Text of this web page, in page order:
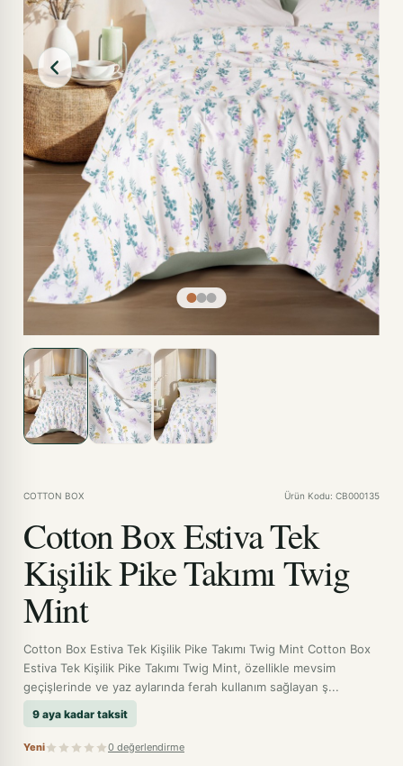
COTTON BOX Ürün Kodu: CB000135
Cotton Box Estiva Tek
Kişilik Pike Takımı Twig
Mint
Cotton Box Estiva Tek Kişilik Pike Takımı Twig Mint Cotton Box
Estiva Tek Kişilik Pike Takımı Twig Mint, özellikle mevsim
geçişlerinde ve yaz aylarında ferah kullanım sağlayan ş...
9 aya kadar taksit
Yeni 0 değerlendirme